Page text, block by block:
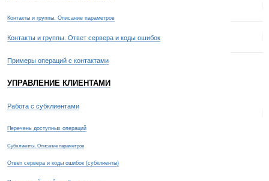
Контакты и группы. Описание параметров
Контакты и группы. Ответ сервера и коды ошибок
Примеры операций с контактами
УПРАВЛЕНИЕ КЛИЕНТАМИ
Работа с субклиентами
Перечень доступных операций
Субклиенты. Описание параметров
Ответ сервера и коды ошибок (субклиенты)